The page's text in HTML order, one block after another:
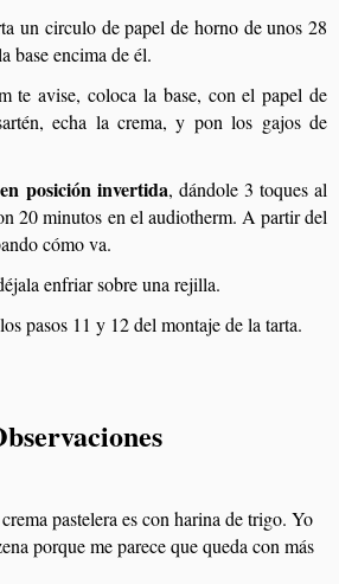
un circulo de papel de horno de unos 28
base encima de él.
te avise, coloca la base, con el papel de
echa la crema, y pon los gajos de
posición invertida, dándole 3 toques al
20 minutos en el audiotherm. A partir del
cómo va.
enfriar sobre una rejilla.
pasos 11 y 12 del montaje de la tarta.
pastelera es con harina de trigo. Yo
porque me parece que queda con más